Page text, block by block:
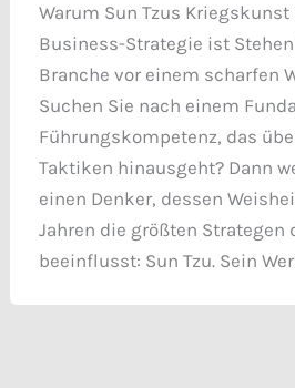
Warum Sun Tzus
Business-Strategie ist
Branche vor einem scharfen
Suchen Sie nach einem
Führungskompetenz, das
Taktiken hinausgeht? Dann
einen Denker, dessen
Jahren die größten Strategen
beeinflusst: Sun Tzu. Sein